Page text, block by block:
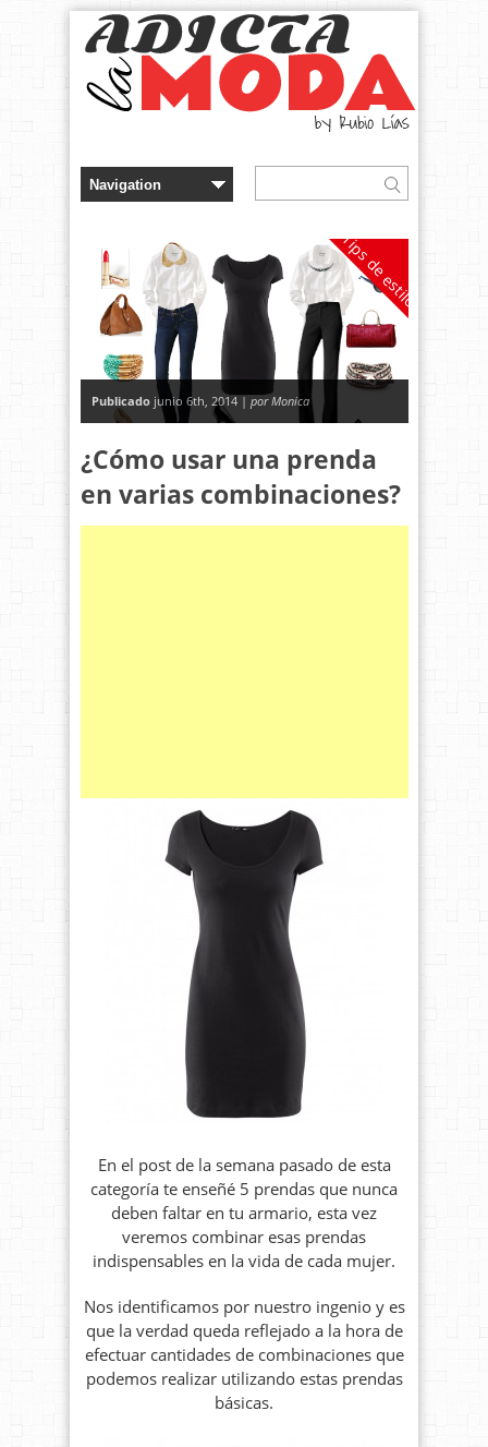
Tips de estilo
Publicado junio 6th, 2014 | por Monica
¿Cómo usar una prenda
en varias combinaciones?
En el post de la semana pasado de esta
categoría te enseñé 5 prendas que nunca
deben faltar en tu armario, esta vez
veremos combinar esas prendas
indispensables en la vida de cada mujer.
Nos identificamos por nuestro ingenio y es
que la verdad queda reflejado a la hora de
efectuar cantidades de combinaciones que
podemos realizar utilizando estas prendas
básicas.